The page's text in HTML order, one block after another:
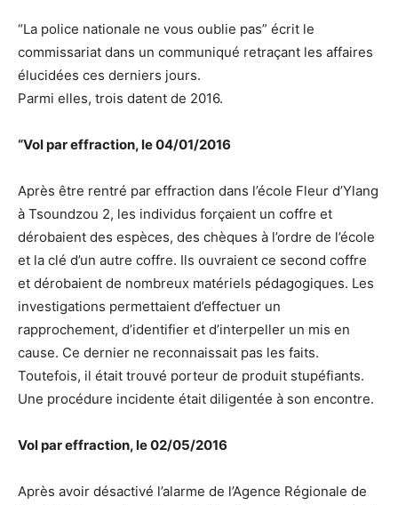
“La police nationale ne vous oublie pas” écrit le
commissariat dans un communiqué retraçant les affaires
élucidées ces derniers jours.
Parmi elles, trois datent de 2016.
“Vol par effraction, le 04/01/2016
Après être rentré par effraction dans l’école Fleur d’Ylang
à Tsoundzou 2, les individus forçaient un coffre et
dérobaient des espèces, des chèques à l’ordre de l’école
et la clé d’un autre coffre. Ils ouvraient ce second coffre
et dérobaient de nombreux matériels pédagogiques. Les
investigations permettaient d’effectuer un
rapprochement, d’identifier et d’interpeller un mis en
cause. Ce dernier ne reconnaissait pas les faits.
Toutefois, il était trouvé porteur de produit stupéfiants.
Une procédure incidente était diligentée à son encontre.
Vol par effraction, le 02/05/2016
Après avoir désactivé l’alarme de l’Agence Régionale de